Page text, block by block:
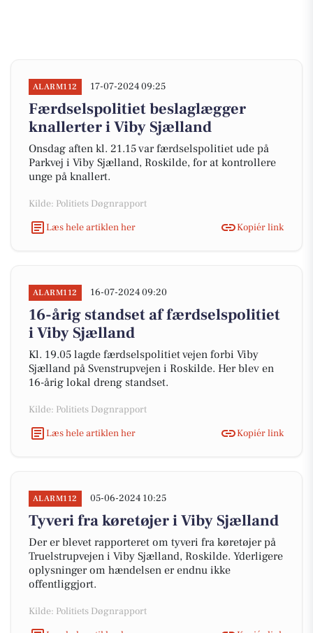
ALARM112 17-07-2024 09:25
Færdselspolitiet beslaglægger
knallerter i Viby Sjælland
Onsdag aften kl. 21.15 var færdselspolitiet ude på
Parkvej i Viby Sjælland, Roskilde, for at kontrollere
unge på knallert.
Kilde: Politiets Døgnrapport
Læs hele artiklen her
Kopiér link
ALARM112 16-07-2024 09:20
16-årig standset af færdselspolitiet
i Viby Sjælland
Kl. 19.05 lagde færdselspolitiet vejen forbi Viby
Sjælland på Svenstrupvejen i Roskilde. Her blev en
16-årig lokal dreng standset.
Kilde: Politiets Døgnrapport
Læs hele artiklen her
Kopiér link
ALARM112 05-06-2024 10:25
Tyveri fra køretøjer i Viby Sjælland
Der er blevet rapporteret om tyveri fra køretøjer på
Truelstrupvejen i Viby Sjælland, Roskilde. Yderligere
oplysninger om hændelsen er endnu ikke
offentliggjort.
Kilde: Politiets Døgnrapport